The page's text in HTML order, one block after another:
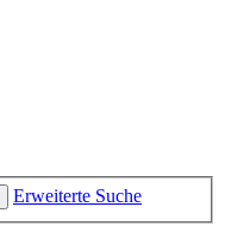
Erweiterte Suche